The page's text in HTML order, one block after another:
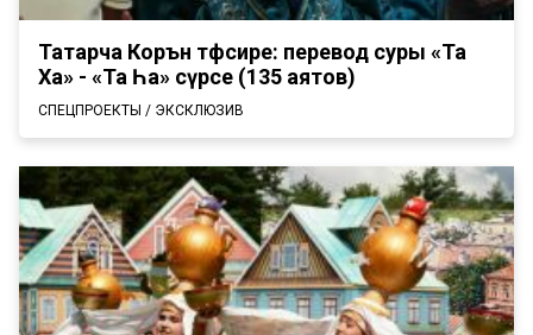
Татарча Коръән тәфсире: перевод суры «Та
Ха» - «Та Һа» сүрәсе (135 аятов)
СПЕЦПРОЕКТЫ / ЭКСКЛЮЗИВ